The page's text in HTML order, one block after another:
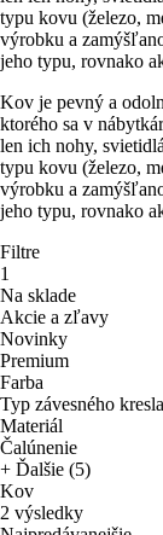
typu kovu (železo,
výrobku a
jeho typu, rovnako
Kov je pevný a
ktorého sa v
len ich nohy,
typu kovu (železo,
výrobku a
jeho typu, rovnako
Filtre
1
Na sklade
Akcie a zľavy
Novinky
Premium
Farba
Typ závesného kresla
Materiál
Čalúnenie
+ Ďalšie (5)
Kov
2 výsledky